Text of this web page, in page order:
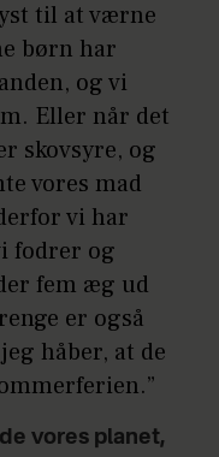
til at værne
børn har
og vi
Eller når det
skovsyre, og
vores mad
vi har
fodrer og
fem æg ud
er også
håber, at de
vores planet,